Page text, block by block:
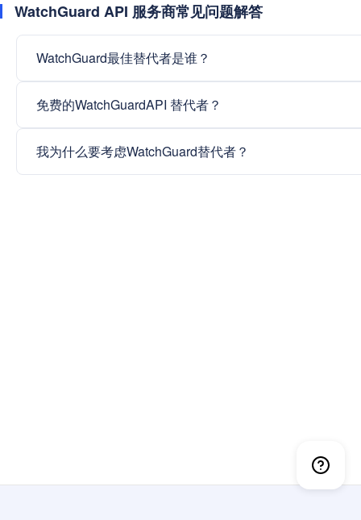
WatchGuard API 服务商常见问题解答
WatchGuard最佳替代者是谁？
免费的WatchGuardAPI 替代者？
我为什么要考虑WatchGuard替代者？